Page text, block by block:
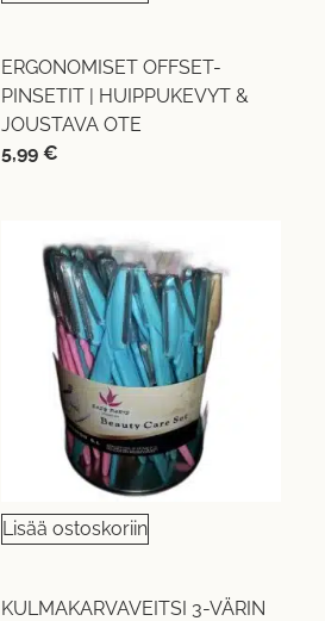
ERGONOMISET OFFSET-
PINSETIT | HUIPPUKEVYT &
JOUSTAVA OTE
5,99 €
Lisää ostoskoriin
KULMAKARVAVEITSI 3-VÄRIN